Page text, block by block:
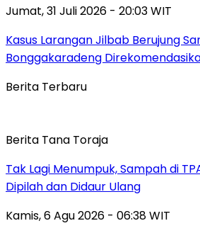
Jumat, 31 Juli 2026 - 20:03 WIT
Kasus Larangan Jilbab Berujung
Bonggakaradeng
Berita Terbaru
Berita Tana Toraja
Tak Lagi Menumpuk, Sampah di
Dipilah dan Didaur Ulang
Kamis, 6 Agu 2026 - 06:38 WIT